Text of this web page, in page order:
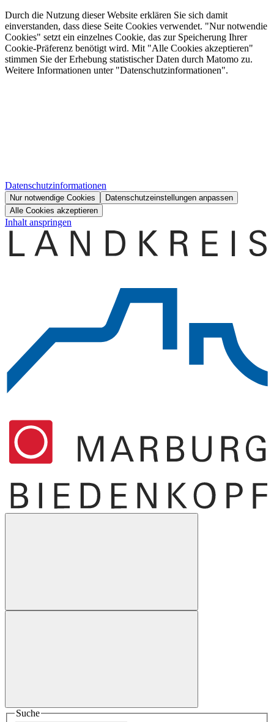
Durch die Nutzung dieser Website erklären Sie sich damit
einverstanden, dass diese Seite Cookies verwendet. "Nur notwendie
Cookies" setzt ein einzelnes Cookie, das zur Speicherung Ihrer
Cookie-Präferenz benötigt wird. Mit "Alle Cookies akzeptieren"
stimmen Sie der Erhebung statistischer Daten durch Matomo zu.
Weitere Informationen unter "Datenschutzinformationen".
Datenschutzinformationen
Nur notwendige Cookies
Datenschutzeinstellungen anpassen
Alle Cookies akzeptieren
Inhalt anspringen
Suche